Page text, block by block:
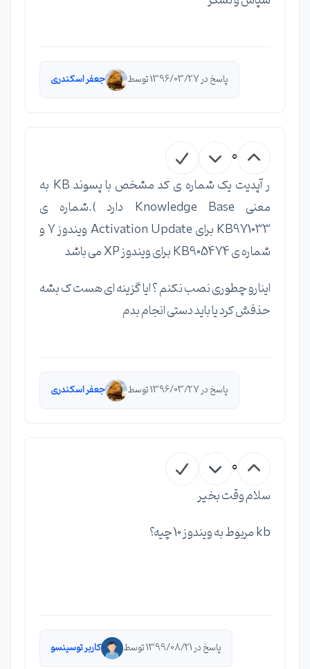
پاسخ در 1396/03/27 توسط جعفر اسکندری
0
ر آپدیت یک شماره ی کد مشخص با پسوند KB به
معنی Knowledge Base دارد ).شماره ی
KB971033 برای Activation Update ویندوز 7 و
شماره ی KB905474 برای ویندوز XP می باشد
اینارو چطوری نصب نکنم ؟ ایا گزینه ای هست ک بشه
حذفش کرد یا باید دستی انجام بدم
پاسخ در 1396/03/27 توسط جعفر اسکندری
0
سلام وقت بخیر
kb مربوط به ویندوز 10 چیه؟
پاسخ در 1399/08/21 توسط کاربر توسینسو